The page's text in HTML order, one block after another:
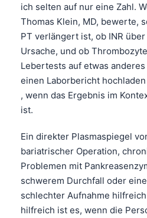
ich selten auf nur eine Zahl.
Thomas Klein, MD, bewerte,
PT verlängert ist, ob INR
Ursache, und ob
Lebertests auf etwas
einen Laborbericht
, wenn das Ergebnis im
ist.
Ein direkter Plasmaspiegel
bariatrischer Operation,
Problemen mit
schwerem Durchfall oder
schlechter Aufnahme
hilfreich ist es, wenn die